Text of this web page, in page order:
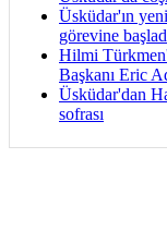
Üsküdar'ın
görevine
Hilmi
Başkanı Eric
Üsküdar'dan
sofrası